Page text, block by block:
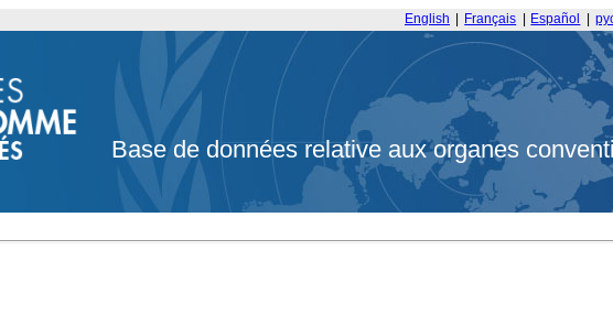
English Français Español
Base de données relative aux organes